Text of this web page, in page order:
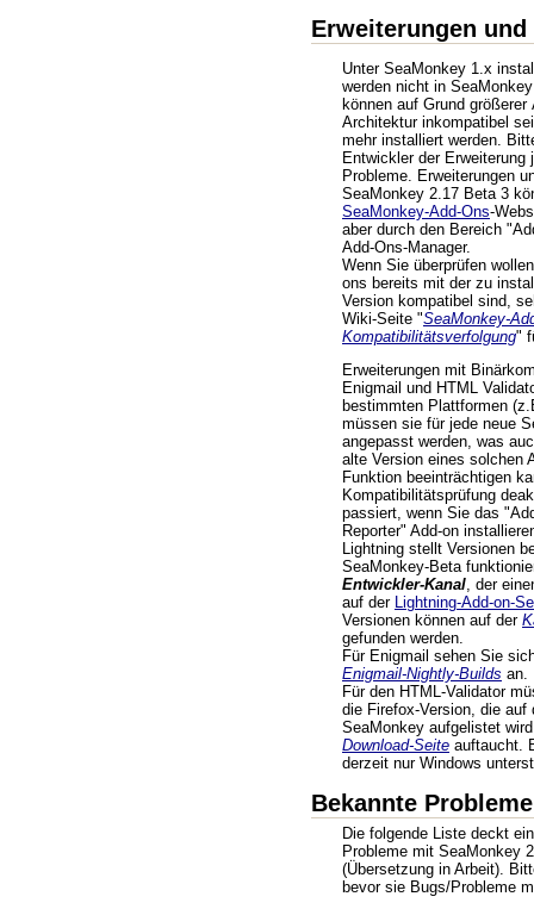
Erweiterungen und
Unter SeaMonkey 1.x
werden nicht in
können auf Grund
Architektur inkompatibel
mehr installiert werden.
Entwickler der Erweiterung
Probleme. Erweiterungen
SeaMonkey 2.17 Beta 3
SeaMonkey-Add-Ons-
aber durch den Bereich
Add-Ons-Manager.
Wenn Sie überprüfen
ons bereits mit der zu
Version kompatibel sind,
Wiki-Seite "SeaMonkey-
Kompatibilitätsverfolgung"
Erweiterungen mit
Enigmail und HTML
bestimmten Plattformen
müssen sie für jede neue
angepasst werden, was
alte Version eines solchen
Funktion beeinträchtigen
Kompatibilitätsprüfung
passiert, wenn Sie das
Reporter" Add-on
Lightning stellt Versionen
SeaMonkey-Beta
Entwickler-Kanal, der
auf der Lightning-Add-on-
Versionen können auf der
gefunden werden.
Für Enigmail sehen Sie
Enigmail-Nightly-Builds an.
Für den HTML-Validator
die Firefox-Version, die
SeaMonkey aufgelistet
Download-Seite auftaucht.
derzeit nur Windows
Bekannte Probleme
Die folgende Liste deckt
Probleme mit SeaMonkey
(Übersetzung in Arbeit).
bevor sie Bugs/Probleme